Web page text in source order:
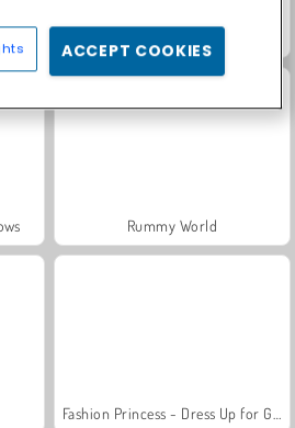
Rummy World
ACCEPT COOKIES